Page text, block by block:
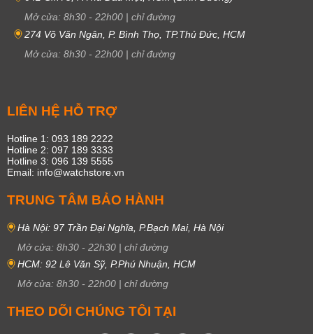
Mở cửa: 8h30 - 22h00 | chỉ đường
274 Võ Văn Ngân, P. Bình Thọ, TP.Thủ Đức, HCM
Mở cửa: 8h30 - 22h00 | chỉ đường
LIÊN HỆ HỖ TRỢ
Hotline 1: 093 189 2222
Hotline 2: 097 189 3333
Hotline 3: 096 139 5555
Email: info@watchstore.vn
TRUNG TÂM BẢO HÀNH
Hà Nội: 97 Trần Đại Nghĩa, P.Bạch Mai, Hà Nội
Mở cửa: 8h30 - 22h30 | chỉ đường
HCM: 92 Lê Văn Sỹ, P.Phú Nhuận, HCM
Mở cửa: 8h30 - 22h00 | chỉ đường
THEO DÕI CHÚNG TÔI TẠI